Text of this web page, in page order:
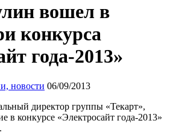
вошел в
конкурса
года-2013»
новости 06/09/2013
директор группы «Текарт»,
в конкурсе «Электросайт года-2013»